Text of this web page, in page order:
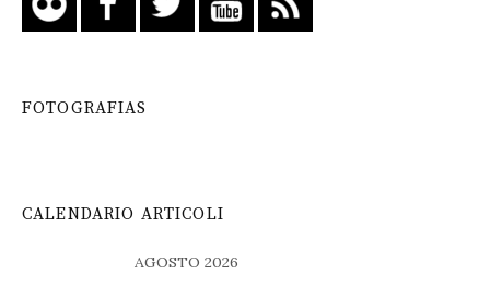
FOTOGRAFIAS
CALENDARIO ARTICOLI
AGOSTO 2026